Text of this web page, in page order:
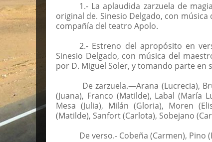
1.- La aplaudida zarzuela de
original de. Sinesio Delgado, con
compañía del teatro Apolo.
2.- Estreno del apropósito en
Sinesio Delgado, con música del
por D. Miguel Soler, y tomando parte en
De zarzuela.—Arana (Lucrecia),
(Juana), Franco (Matilde), Labal (María
Mesa (Julia), Milán (Gloria), Moren
(Matilde), Sanfort (Carlota), Sobejano
De verso.- Cobeña (Carmen), Pino